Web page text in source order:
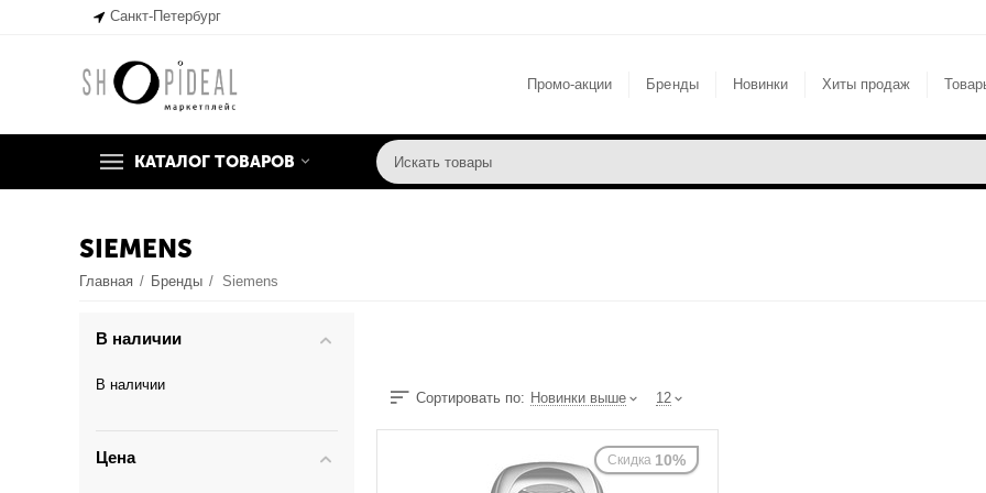
Санкт-Петербург
Промо-акции Бренды Новинки Хиты продаж
КАТАЛОГ ТОВАРОВ
SIEMENS
Главная / Бренды / Siemens
Сортировать по: Новинки выше 12
Скидка 10%
В наличии
В наличии
Цена